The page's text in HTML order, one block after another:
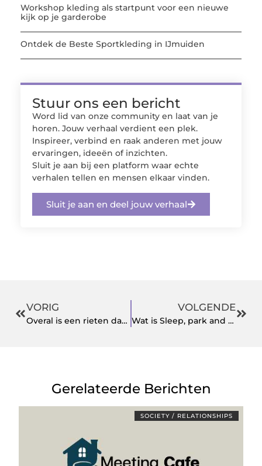
Workshop kleding als startpunt voor een nieuwe
kijk op je garderobe
Ontdek de Beste Sportkleding in IJmuiden
Stuur ons een bericht
Word lid van onze community en laat van je
horen. Jouw verhaal verdient een plek.
Inspireer, verbind en raak anderen met jouw
ervaringen, ideeën of inzichten.
Sluit je aan bij een platform waar echte
verhalen tellen en mensen elkaar vinden.
Sluit je aan en deel jouw verhaal
VORIG
Overal is een rieten dak mooi
VOLGENDE
Wat is Sleep, park and fly bij Schiphol?
Gerelateerde Berichten
SOCIETY / RELATIONSHIPS